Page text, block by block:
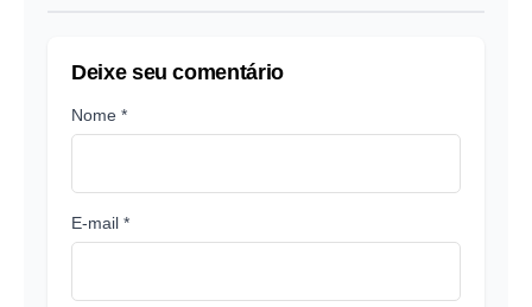
Deixe seu comentário
Nome *
E-mail *